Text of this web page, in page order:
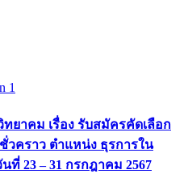
1
ยาคม เรื่อง รับสมัครคัดเลือก
วคราว ตำแหน่ง ธุรการใน
ที่ 23 – 31 กรกฎาคม 2567